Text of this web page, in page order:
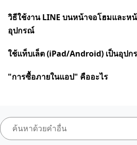
วิธีใช้งาน LINE บนหน้าจอโฮมและห
อุปกรณ์
ใช้แท็บเล็ต (iPad/Android) เป็นอุป
"การซื้อภายในแอป" คืออะไร